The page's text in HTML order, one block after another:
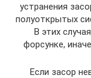
устранения
полуоткрытых
В этих
форсунке,
Если засор